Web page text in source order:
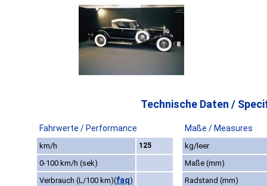
Technische Daten /
Fahrwerte / Performance Maße / Measures
km/h 125
kg/leer
0-100 km/h (sek)
Maße (mm)
Verbrauch (L/100 km)(faq) Radstand (mm)